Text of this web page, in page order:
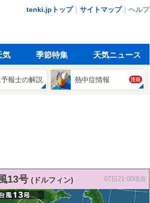
tenki.jpトップ｜ サイトマップ｜ ヘルプ
気 季節特集 天気ニュース
報士の解説 熱中症情報 注目
13号 (ドルフィン) 07日21:00現在